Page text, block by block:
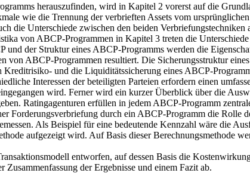
herauszufinden, wird in Kapitel 2 vorerst auf die
wie die Trennung der verbrieften Assets vom
die Unterschiede zwischen den beiden Verbriefungstechniken
von ABCP-Programmen in Kapitel 3 treten die
und der Struktur eines ABCP-Programms werden die
von ABCP-Programmen resultiert. Die Sicherungsstruktur
und die Liquiditätssicherung eines ABCP-
Interessen der beteiligten Parteien erfordern einen
wird. Ferner wird ein kurzer Überblick über die
Ratingagenturen erfüllen in jedem ABCP-Programm
Forderungsverbriefung durch ein ABCP-Programm die Rolle
Als Beispiel für eine bedeutende Kennzahl wäre die
aufgezeigt wird. Auf Basis dieser Berechnungsmethode
entworfen, auf dessen Basis die
der Ergebnisse und einem Fazit ab.